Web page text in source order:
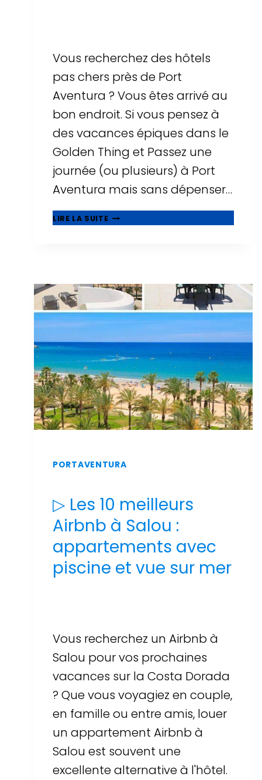
Vous recherchez des hôtels
pas chers près de Port
Aventura ? Vous êtes arrivé au
bon endroit. Si vous pensez à
des vacances épiques dans le
Golden Thing et Passez une
journée (ou plusieurs) à Port
Aventura mais sans dépenser…
LIRE LA SUITE🥇
MEILLEURS
DE
PORT
AVENTURA
PORTAVENTURA
▷ Les 10 meilleurs
Airbnb à Salou :
appartements avec
piscine et vue sur mer
Vous recherchez un Airbnb à
Salou pour vos prochaines
vacances sur la Costa Dorada
? Que vous voyagiez en couple,
en famille ou entre amis, louer
un appartement Airbnb à
Salou est souvent une
excellente alternative à l'hôtel.